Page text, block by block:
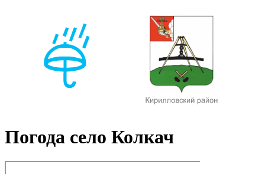
Погода село Колкач